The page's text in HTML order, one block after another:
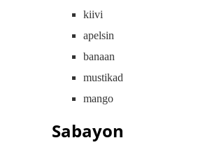
kiivi
apelsin
banaan
mustikad
mango
Sabayon